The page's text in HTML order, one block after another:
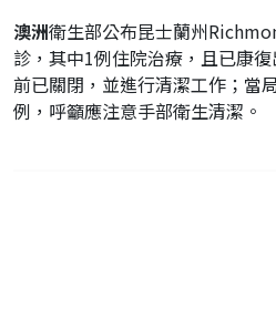
澳洲衛生部公布昆士蘭州
診，其中1例住院治療，且已康
前已關閉，並進行清潔工作；當
例，呼籲應注意手部衛生清潔。